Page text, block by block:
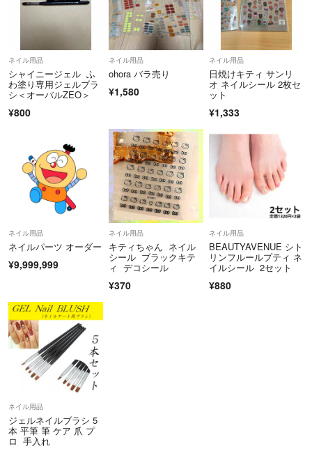
ネイル用品
シャイニージェル ふ
わ塗り専用ジェルブラ
シ＜オーバルZEO＞
¥800
ネイル用品
ohora バラ売り
¥1,580
ネイル用品
日焼けキティ サンリ
オ ネイルシール 2枚セ
ット
¥1,333
ネイル用品
ネイルパーツ オーダー
¥9,999,999
ネイル用品
キティちゃん ネイル
シール ブラックキテ
ィ デコシール
¥370
ネイル用品
BEAUTYAVENUE シト
リンフルールプティ ネ
イルシール 2セット
¥880
ネイル用品
ジェルネイルブラシ 5
本 平筆 筆 ケア 爪 プ
ロ 手入れ